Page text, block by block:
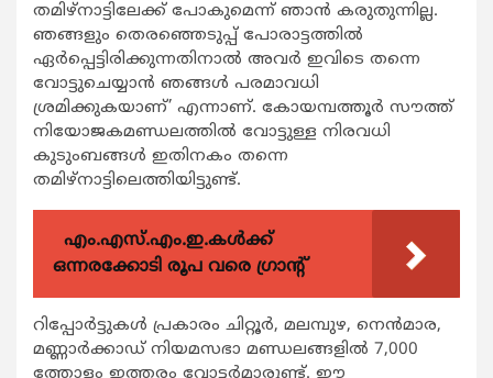
തമിഴ്നാട്ടിലേക്ക് പോകുമെന്ന് ഞാന്‍ കരുതുന്നില്ല.
ഞങ്ങളും തെരഞ്ഞെടുപ്പ് പോരാട്ടത്തില്‍
ഏര്‍പ്പെട്ടിരിക്കുന്നതിനാല്‍ അവര്‍ ഇവിടെ തന്നെ
വോട്ടുചെയ്യാന്‍ ഞങ്ങള്‍ പരമാവധി
ശ്രമിക്കുകയാണ്’ എന്നാണ്. കോയമ്പത്തൂര്‍ സൗത്ത്
നിയോജകമണ്ഡലത്തില്‍ വോട്ടുള്ള നിരവധി
കുടുംബങ്ങള്‍ ഇതിനകം തന്നെ
തമിഴ്നാട്ടിലെത്തിയിട്ടുണ്ട്.
എം.എസ്.എം.ഇ.കൾക്ക്
ഒന്നരക്കോടി രൂപ വരെ ഗ്രാന്റ്
റിപ്പോര്‍ട്ടുകള്‍ പ്രകാരം ചിറ്റൂര്‍, മലമ്പുഴ, നെന്‍മാര,
മണ്ണാര്‍ക്കാഡ് നിയമസഭാ മണ്ഡലങ്ങളില്‍ 7,000